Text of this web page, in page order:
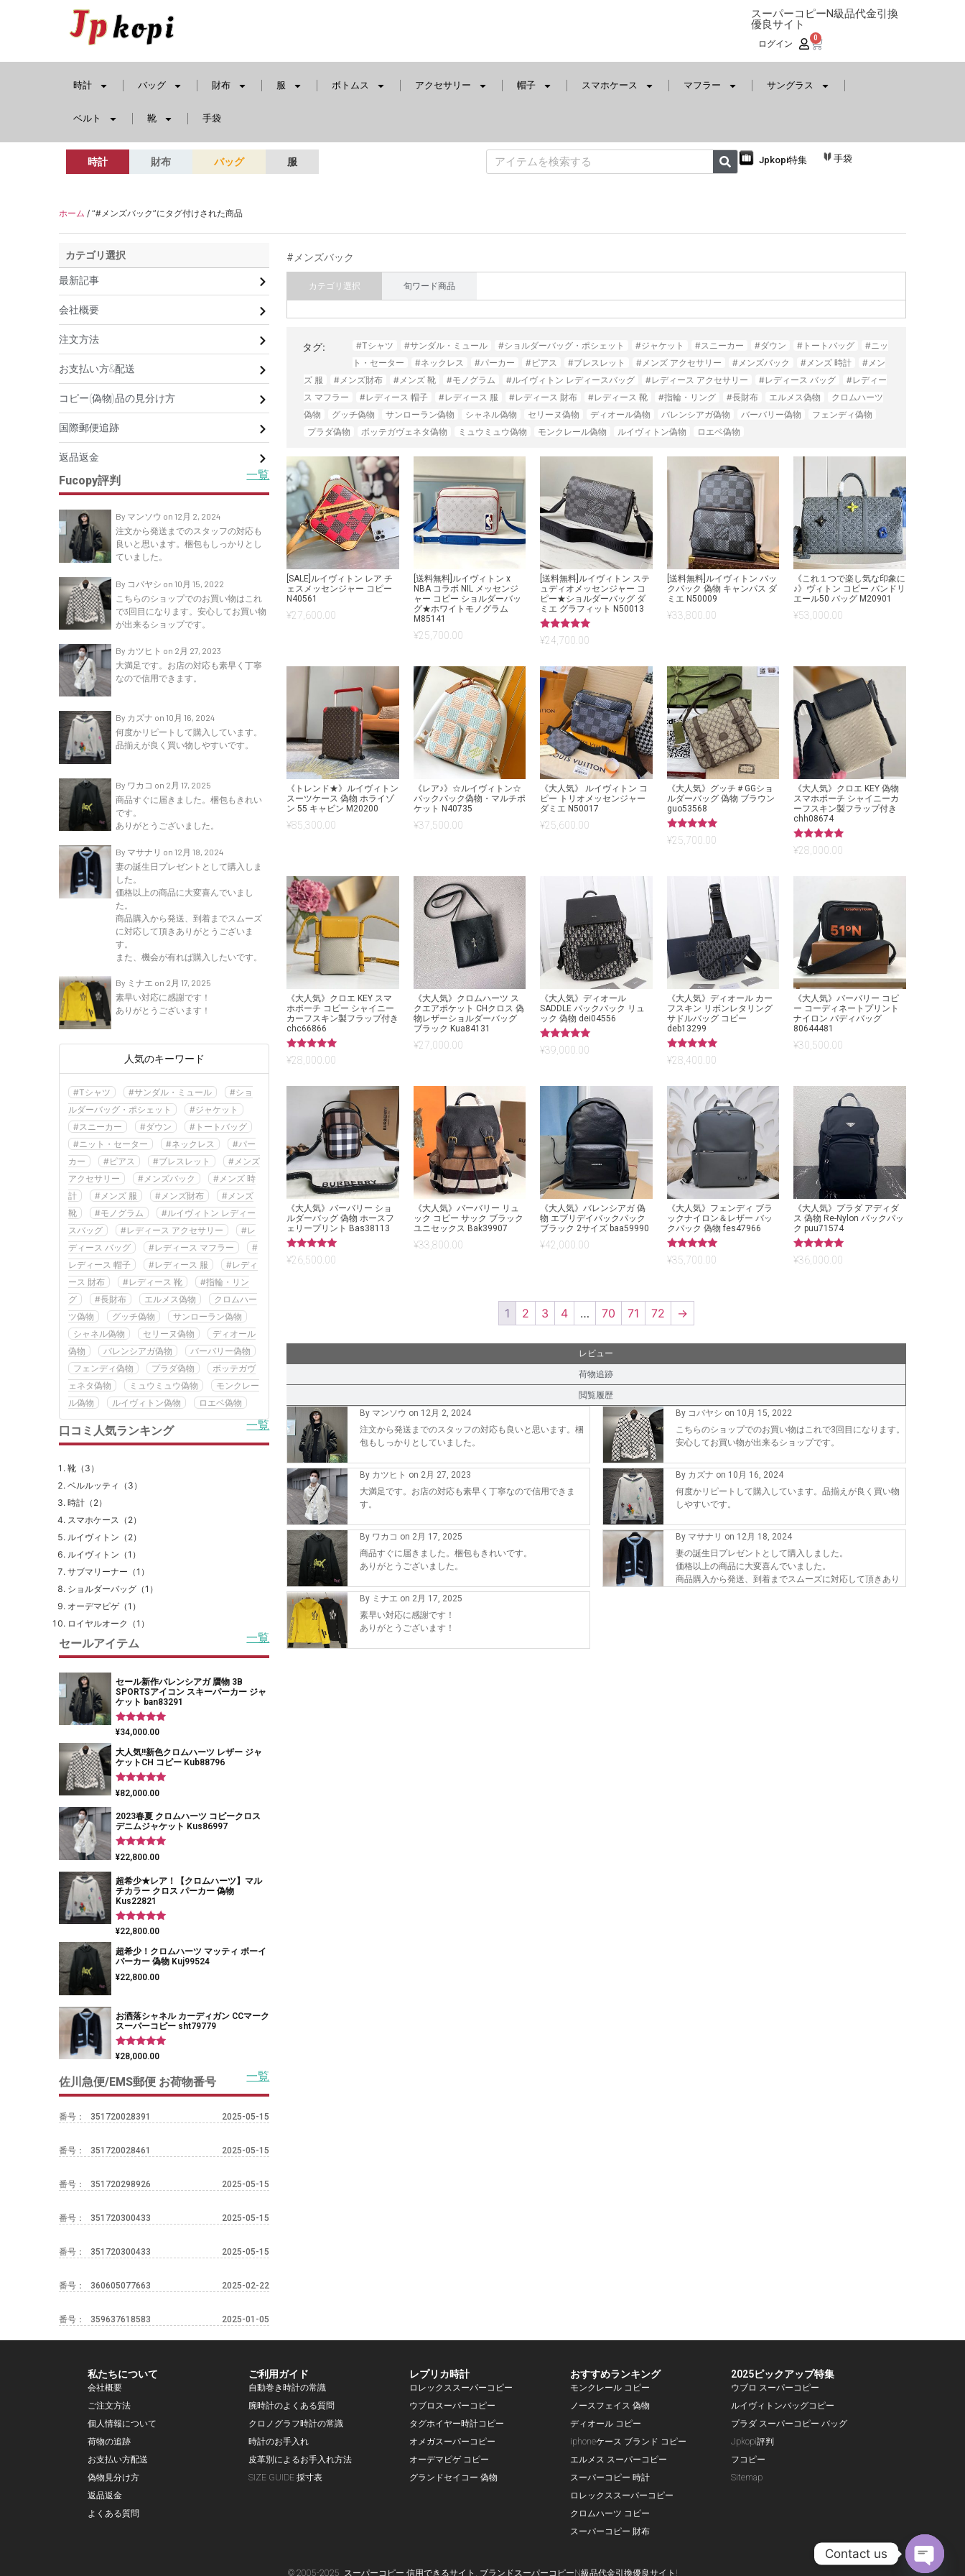
スーパーコピーN級品代金引換
優良サイト
ログイン
0
時計 バッグ 財布 服 ボトムス アクセサリー 帽子 スマホケース マフラー サングラス
ベルト 靴 手袋
時計 財布 バッグ 服 Jpkopi特集 手袋
ホーム / “#メンズバック”にタグ付けされた商品
カテゴリ選択
最新記事
会社概要
注文方法
お支払い方&配送
コピー(偽物)品の見分け方
国際郵便追跡
返品返金
Fucopy評判 一覧
By マンソウ on 12月 2, 2024
注文から発送までのスタッフの対応も
良いと思います。梱包もしっかりとし
ていました。
By コバヤシ on 10月 15, 2022
こちらのショップでのお買い物はこれ
で3回目になります。安心してお買い物
が出来るショップです。
By カツヒト on 2月 27, 2023
大満足です。お店の対応も素早く丁寧
なので信用できます。
By カズナ on 10月 16, 2024
何度かリピートして購入しています。
品揃えが良く買い物しやすいです。
By ワカコ on 2月 17, 2025
商品すぐに届きました。梱包もきれい
です。
ありがとうございました。
By マサナリ on 12月 18, 2024
妻の誕生日プレゼントとして購入しま
した。
価格以上の商品に大変喜んでいまし
た。
商品購入から発送、到着までスムーズ
に対応して頂きありがとうございま
す。
また、機会が有れば購入したいです。
By ミナエ on 2月 17, 2025
素早い対応に感謝です！
ありがとうございます！
人気のキーワード
#Tシャツ #サンダル・ミュール
#ショ
ルダーバッグ・ポシェット
#ジャケット
#スニーカー
#ダウン
#トートバッグ
#ニット・セーター
#ネックレス
#パー
カー
#ピアス #ブレスレット
#メンズ
アクセサリー
#メンズバック
#メンズ 時
計
#メンズ 服 #メンズ財布
#メンズ
靴
#モノグラム
#ルイヴィトン レディー
スバッグ
#レディース アクセサリー
#レ
ディース バッグ
#レディース マフラー
#
レディース 帽子
#レディース 服
#レディ
ース 財布
#レディース 靴
#指輪・リン
グ
#長財布 エルメス偽物
クロムハー
ツ偽物
グッチ偽物
サンローラン偽物
シャネル偽物
セリーヌ偽物
ディオール
偽物
バレンシアガ偽物
バーバリー偽物
フェンディ偽物
プラダ偽物
ボッテガヴ
ェネタ偽物
ミュウミュウ偽物
モンクレー
ル偽物
ルイヴィトン偽物 ロエベ偽物
口コミ人気ランキング 一覧
靴（3）
ベルルッティ（3）
時計（2）
スマホケース（2）
ルイヴィトン（2）
ルイヴィトン（1）
サブマリーナー（1）
ショルダーバッグ（1）
オーデマピゲ（1）
ロイヤルオーク（1）
セールアイテム 一覧
セール新作バレンシアガ 贋物 3B
SPORTSアイコン スキーパーカー ジャ
ケット ban83291
5段階中
5.00
の評価
¥34,000.00
大人気!!新色クロムハーツ レザー ジャ
ケットCH コピー Kub88796
5段階中
5.00
¥82,000.00
2023春夏 クロムハーツ コピークロス
デニムジャケット Kus86997
5段階中
5.00
の評価
¥22,800.00
超希少★レア！【クロムハーツ】マル
チカラー クロス パーカー 偽物
Kus22821
5段階中
5.00
の評価
¥22,800.00
超希少！クロムハーツ マッティ ボーイ
パーカー 偽物 Kuj99524
¥22,800.00
お洒落シャネル カーディガン CCマーク
スーパーコピー sht79779
5段階中
5.00
¥28,000.00
佐川急便/EMS郵便 お荷物番号 一覧
番号： 351720028391 2025-05-15
番号： 351720028461 2025-05-15
番号： 351720298926 2025-05-15
番号： 351720300433 2025-05-15
番号： 351720300433 2025-05-15
番号： 360605077663 2025-02-22
番号： 359637618583 2025-01-05
#メンズバック
カテゴリ選択 旬ワード商品
タグ: #Tシャツ #サンダル・ミュール #ショルダーバッグ・ポシェット #ジャケット #スニーカー #ダウン #トートバッグ
#ニッ
ト・セーター
#ネックレス #パーカー #ピアス #ブレスレット #メンズ アクセサリー #メンズバック #メンズ 時計
#メン
ズ 服
#メンズ財布 #メンズ 靴 #モノグラム #ルイヴィトン レディースバッグ #レディース アクセサリー #レディース バッグ
#レディー
ス マフラー
#レディース 帽子 #レディース 服 #レディース 財布 #レディース 靴 #指輪・リング #長財布 エルメス偽物
クロムハーツ
偽物
グッチ偽物 サンローラン偽物 シャネル偽物 セリーヌ偽物 ディオール偽物 バレンシアガ偽物 バーバリー偽物
フェンディ偽物
プラダ偽物
ボッテガヴェネタ偽物 ミュウミュウ偽物 モンクレール偽物 ルイヴィトン偽物 ロエベ偽物
[SALE]ルイヴィトン レア チ
ェスメッセンジャー コピー
N40561
¥27,600.00
[送料無料]ルイヴィトン x
NBA コラボ NIL メッセンジ
ャー コピー ショルダーバッ
グ★ホワイトモノグラム
M85141
¥25,700.00
[送料無料]ルイヴィトン ステ
ュディオメッセンジャー コ
ピー★ショルダーバッグ ダ
ミエ グラフィット N50013
5段階中
5.00
¥24,700.00
[送料無料]ルイヴィトン バッ
クパック 偽物 キャンパス ダ
ミエ N50009
¥33,800.00
《これ１つで楽し気な印象に
♪》ヴィトン コピー バンドリ
エール50 バッグ M20901
¥53,000.00
《トレンド★》​ルイヴィトン
スーツケース 偽物 ホライゾ
ン 55 キャビン M20200
¥85,300.00
《レア♪》☆ルイヴィトン☆
バックパック偽物・マルチポ
ケット N40735
¥37,500.00
《大人気》 ルイヴィトン コ
ピー トリオメッセンジャー
ダミエ N50017
¥25,600.00
《大人気》グッチ＃GGショ
ルダーバッグ 偽物 ブラウン
guo53568
5段階中
5.00
¥25,700.00
《大人気》クロエ KEY 偽物
スマホポーチ シャイニーカ
ーフスキン製フラップ付き
chh08674
5段階中
5.00
¥28,000.00
《大人気》クロエ KEY スマ
ホポーチ コピー シャイニー
カーフスキン製フラップ付き
chc66866
5段階中
5.00
¥28,000.00
《大人気》クロムハーツ ス
クエアポケット CHクロス 偽
物レザーショルダーバッグ
ブラック Kua84131
¥27,000.00
《大人気》ディオール
SADDLE バックパック リュ
ック 偽物 dei04556
5段階中
5.00
¥39,000.00
《大人気》ディオール カー
フスキン リボンレタリング
サドルバッグ コピー
deb13299
5段階中
5.00
¥28,400.00
《大人気》バーバリー コピ
ー コーディネートプリント
ナイロン パディバッグ
80644481
¥30,500.00
《大人気》バーバリー ショ
ルダーバッグ 偽物 ホースフ
ェリープリント Bas38113
5段階中
5.00
¥26,500.00
《大人気》バーバリー リュ
ック コピー サック ブラック
ユニセックス Bak39907
¥33,800.00
《大人気》バレンシアガ 偽
物 エブリデイバックパック
ブラック 2サイズ baa59990
¥42,000.00
《大人気》フェンディ ブラ
ックナイロン＆レザー バッ
クパック 偽物 fes47966
5段階中
5.00
¥35,700.00
《大人気》プラダ アディダ
ス 偽物 Re-Nylon バックパッ
ク puu71574
5段階中
5.00
¥36,000.00
1 2 3 4 … 70 71 72 →
レビュー
荷物追跡
閲覧履歴
By マンソウ on 12月 2, 2024
注文から発送までのスタッフの対応も良いと思います。梱
包もしっかりとしていました。
By コバヤシ on 10月 15, 2022
こちらのショップでのお買い物はこれで3回目になります。
安心してお買い物が出来るショップです。
By カツヒト on 2月 27, 2023
大満足です。お店の対応も素早く丁寧なので信用できま
す。
By カズナ on 10月 16, 2024
何度かリピートして購入しています。品揃えが良く買い物
しやすいです。
By ワカコ on 2月 17, 2025
商品すぐに届きました。梱包もきれいです。
ありがとうございました。
By マサナリ on 12月 18, 2024
妻の誕生日プレゼントとして購入しました。
価格以上の商品に大変喜んでいました。
商品購入から発送、到着までスムーズに対応して頂きあり
By ミナエ on 2月 17, 2025
素早い対応に感謝です！
ありがとうございます！
私たちについて
会社概要
ご注文方法
個人情報について
荷物の追跡
お支払い方配送
偽物見分け方
返品返金
よくある質問
ご利用ガイド
自動巻き時計の常識
腕時計のよくある質問
クロノグラフ時計の常識
時計のお手入れ
皮革別によるお手入れ方法
SIZE GUIDE 採寸表
レプリカ時計
ロレックススーパーコピー
ウブロスーパーコピー
タグホイヤー時計コピー
オメガスーパーコピー
オーデマピゲ コピー
グランドセイコー 偽物
おすすめランキング
モンクレール コピー
ノースフェイス 偽物
ディオール コピー
iphoneケース ブランド コピー
エルメス スーパーコピー
スーパーコピー 時計
ロレックススーパーコピー
クロムハーツ コピー
スーパーコピー 財布
2025ピックアップ特集
ウブロ スーパーコピー
ルイヴィトンバッグコピー
プラダ スーパーコピー バッグ
Jpkopi評判
フコピー
Sitemap
© 2005-2025 スーパーコピー 信用できるサイト, ブランドスーパーコピーN級品代金引換優良サイト!
Contact us